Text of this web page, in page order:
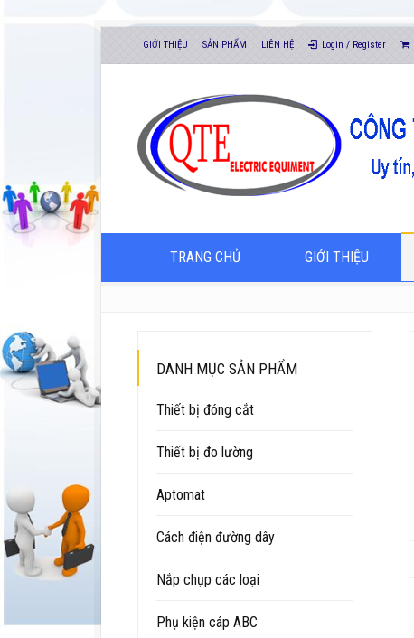
GIỚI THIỆU SẢN PHẨM LIÊN HỆ Login / Register
TRANG CHỦ GIỚI THIỆU
DANH MỤC SẢN PHẨM
Thiết bị đóng cắt
Thiết bị đo lường
Aptomat
Cách điện đường dây
Nắp chụp các loại
Phụ kiện cáp ABC